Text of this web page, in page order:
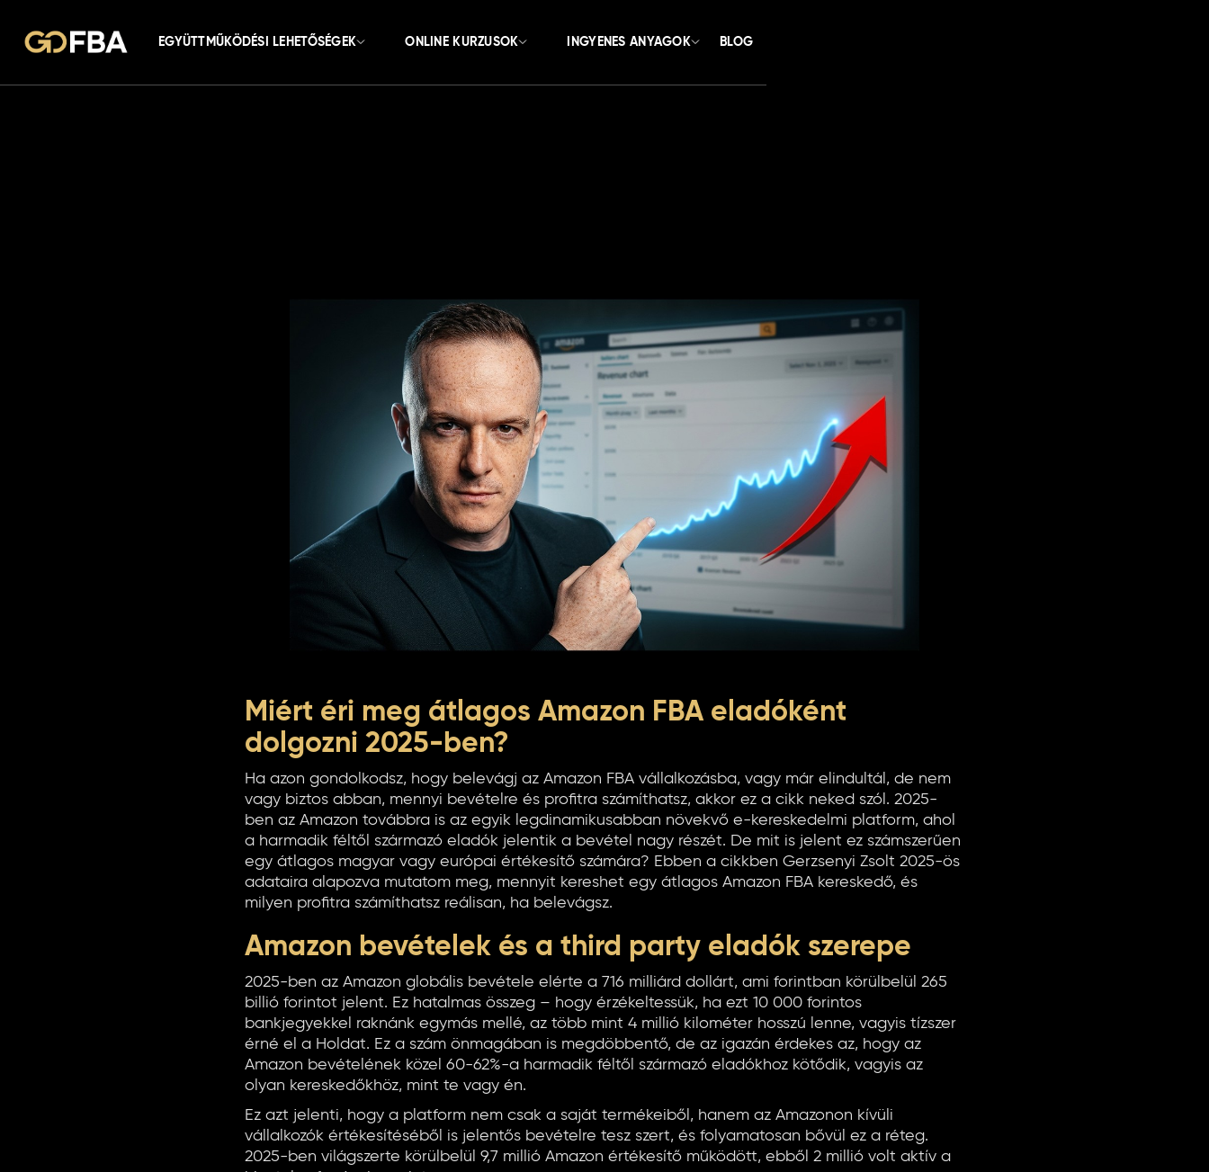
EGYÜTTMŰKÖDÉSI LEHETŐSÉGEK ONLINE KURZUSOK INGYENES ANYAGOK BLOG
Miért éri meg átlagos Amazon FBA eladóként
dolgozni 2025-ben?
Ha azon gondolkodsz, hogy belevágj az Amazon FBA vállalkozásba, vagy már elindultál, de nem
vagy biztos abban, mennyi bevételre és profitra számíthatsz, akkor ez a cikk neked szól. 2025-
ben az Amazon továbbra is az egyik legdinamikusabban növekvő e-kereskedelmi platform, ahol
a harmadik féltől származó eladók jelentik a bevétel nagy részét. De mit is jelent ez számszerűen
egy átlagos magyar vagy európai értékesítő számára? Ebben a cikkben Gerzsenyi Zsolt 2025-ös
adataira alapozva mutatom meg, mennyit kereshet egy átlagos Amazon FBA kereskedő, és
milyen profitra számíthatsz reálisan, ha belevágsz.
Amazon bevételek és a third party eladók szerepe
2025-ben az Amazon globális bevétele elérte a 716 milliárd dollárt, ami forintban körülbelül 265
billió forintot jelent. Ez hatalmas összeg – hogy érzékeltessük, ha ezt 10 000 forintos
bankjegyekkel raknánk egymás mellé, az több mint 4 millió kilométer hosszú lenne, vagyis tízszer
érné el a Holdat. Ez a szám önmagában is megdöbbentő, de az igazán érdekes az, hogy az
Amazon bevételének közel 60-62%-a harmadik féltől származó eladókhoz kötődik, vagyis az
olyan kereskedőkhöz, mint te vagy én.
Ez azt jelenti, hogy a platform nem csak a saját termékeiből, hanem az Amazonon kívüli
vállalkozók értékesítéséből is jelentős bevételre tesz szert, és folyamatosan bővül ez a réteg.
2025-ben világszerte körülbelül 9,7 millió Amazon értékesítő működött, ebből 2 millió volt aktív a